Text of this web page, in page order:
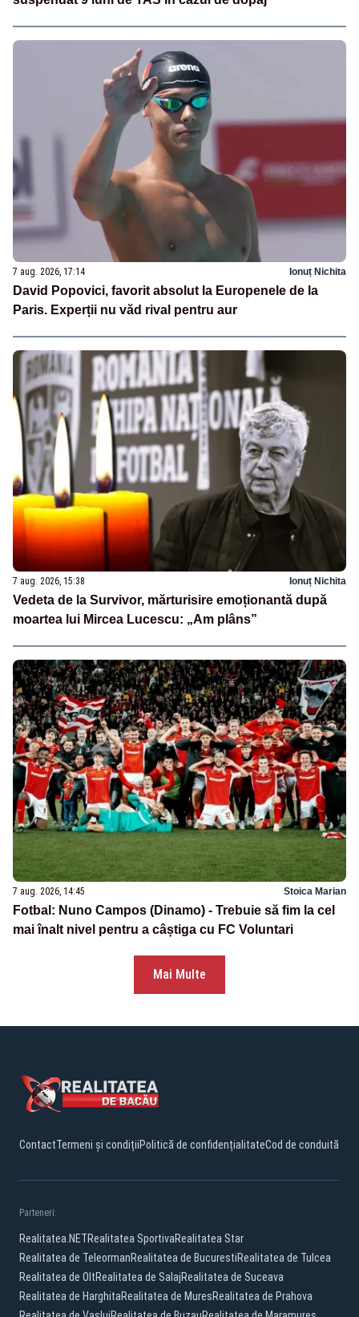
7 aug. 2026, 17:14 Ionuț Nichita
David Popovici, favorit absolut la Europenele de la
Paris. Experții nu văd rival pentru aur
7 aug. 2026, 15:38 Ionuț Nichita
Vedeta de la Survivor, mărturisire emoționantă după
moartea lui Mircea Lucescu: „Am plâns”
7 aug. 2026, 14:45 Stoica Marian
Fotbal: Nuno Campos (Dinamo) - Trebuie să fim la cel
mai înalt nivel pentru a câștiga cu FC Voluntari
Mai Multe
ContactTermeni și condițiiPolitică de confidențialitateCod de conduită
Parteneri:
Realitatea.NETRealitatea SportivaRealitatea Star
Realitatea de TeleormanRealitatea de BucurestiRealitatea de Tulcea
Realitatea de OltRealitatea de SalajRealitatea de Suceava
Realitatea de HarghitaRealitatea de MuresRealitatea de Prahova